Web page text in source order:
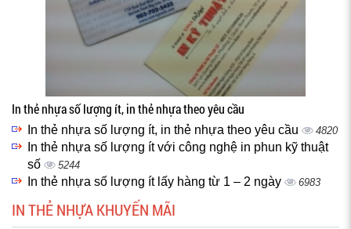
In thẻ nhựa số lượng ít, in thẻ nhựa theo yêu cầu
In thẻ nhựa số lượng ít, in thẻ nhựa theo yêu cầu 4820
In thẻ nhựa số lượng ít với công nghệ in phun kỹ thuật
số
5244
In thẻ nhựa số lượng ít lấy hàng từ 1 – 2 ngày 6983
IN THẺ NHỰA KHUYẾN MÃI